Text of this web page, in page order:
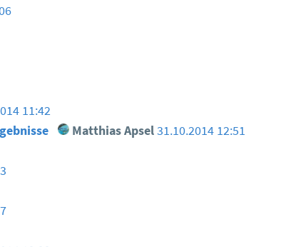
11:42
Matthias Apsel31.10.2014 12:51